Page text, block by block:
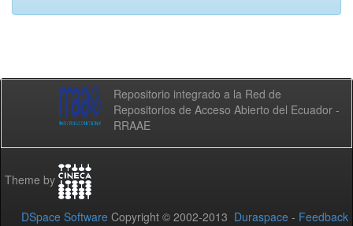
Repositorio integrado a la Red de
Repositorios de Acceso Abierto del Ecuador -
RRAAE
Theme by
DSpace Software Copyright © 2002-2013 Duraspace - Feedback